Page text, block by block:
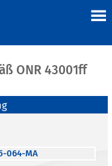
ONR 43001ff
064-MA